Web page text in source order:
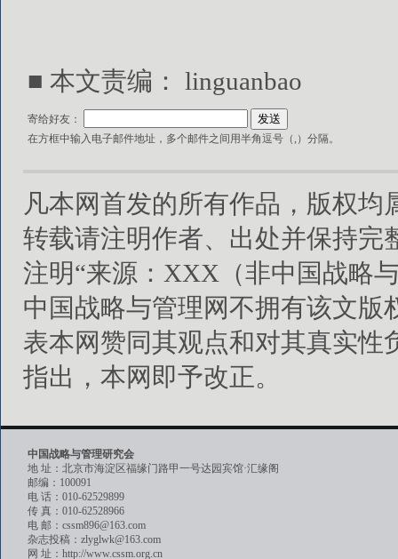
■ 本文责编： linguanbao
寄给好友：
在方框中输入电子邮件地址，多个邮件之间用半角逗号（,）分隔。
凡本网首发的所有作品，版权
转载请注明作者、出处并保持完
注明“来源：XXX（非中国战略
中国战略与管理网不拥有该文
表本网赞同其观点和对其真实
指出，本网即予改正。
中国战略与管理研究会
地 址：北京市海淀区福缘门路甲一号达园宾馆·汇缘阁
邮编：100091
电 话：010-62529899
传 真：010-62528966
电 邮：cssm896@163.com
杂志投稿：zlyglwk@163.com
网 址：http://www.cssm.org.cn